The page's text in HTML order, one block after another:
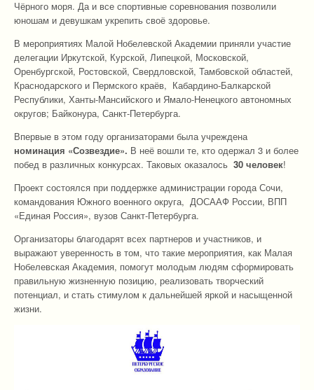
Чёрного моря. Да и все спортивные соревнования позволили
юношам и девушкам укрепить своё здоровье.
В мероприятиях Малой Нобелевской Академии приняли участие
делегации Иркутской, Курской, Липецкой, Московской,
Оренбургской, Ростовской, Свердловской, Тамбовской областей,
Краснодарского и Пермского краёв, Кабардино-Балкарской
Республики, Ханты-Мансийского и Ямало-Ненецкого автономных
округов; Байконура, Санкт-Петербурга.
Впервые в этом году организаторами была учреждена
номинация «Созвездие». В неё вошли те, кто одержал 3 и более
побед в различных конкурсах. Таковых оказалось 30 человек!
Проект состоялся при поддержке администрации города Сочи,
командования Южного военного округа, ДОСААФ России, ВПП
«Единая Россия», вузов Санкт-Петербурга.
Организаторы благодарят всех партнеров и участников, и
выражают уверенность в том, что такие мероприятия, как Малая
Нобелевская Академия, помогут молодым людям сформировать
правильную жизненную позицию, реализовать творческий
потенциал, и стать стимулом к дальнейшей яркой и насыщенной
жизни.